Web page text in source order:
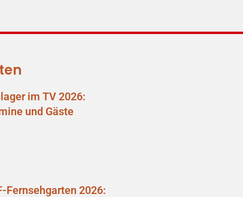
im TV 2026:
und Gäste
Fernsehgarten 2026: